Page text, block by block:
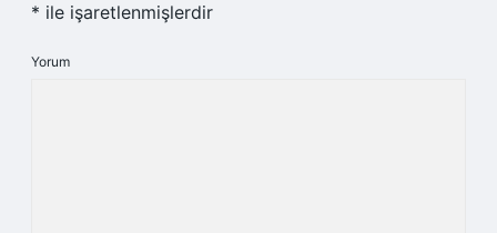
* ile işaretlenmişlerdir
Yorum